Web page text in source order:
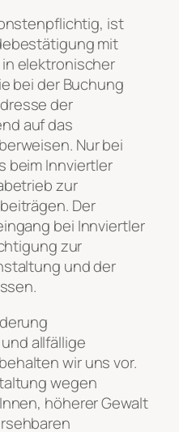
ist
mit
elektronischer
bei der Buchung
der
auf das
Nur bei
beim Innviertler
zur
Der
bei Innviertler
zur
und der
allfällige
wir uns vor.
wegen
höherer Gewalt